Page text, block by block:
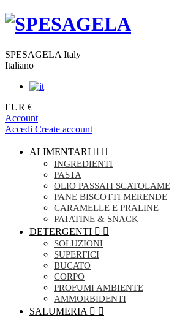
SPESAGELA Italy
Italiano
EUR €
Account
Accedi Create account
ALIMENTARI  
INGREDIENTI
PASTA
OLIO PASSATI SCATOLAME
PANE BISCOTTI MERENDE
CARAMELLE E PRALINE
PATATINE & SNACK
DETERGENTI  
SOLUZIONI
SUPERFICI
BUCATO
CORPO
PROFUMI AMBIENTE
AMMORBIDENTI
SALUMERIA  